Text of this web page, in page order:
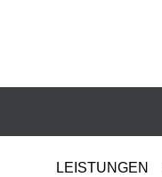
LEISTUNGEN